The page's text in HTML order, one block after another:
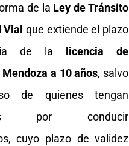
de la Ley de Tránsito
Vial que extiende el plazo
de la licencia de
a 10 años, salvo
de quienes tengan
por conducir
cuyo plazo de validez